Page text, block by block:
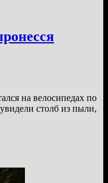
на велосипедах по
столб из пыли,